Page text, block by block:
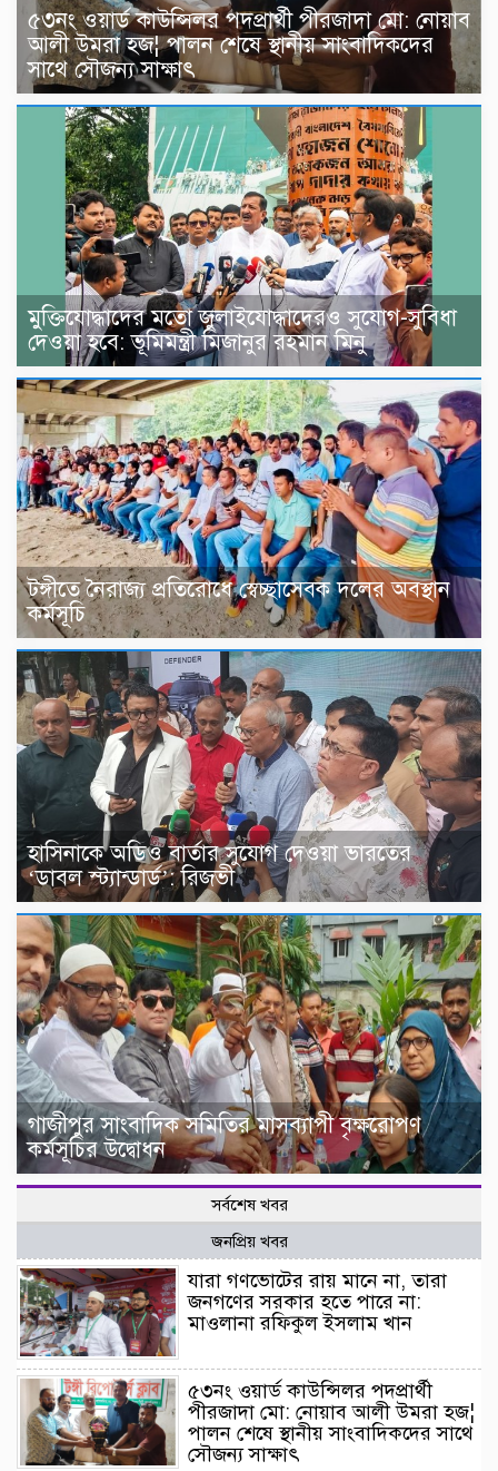
৫৩নং ওয়ার্ড কাউন্সিলর পদপ্রার্থী পীরজাদা মো: নোয়াব
আলী উমরা হজ¦ পালন শেষে স্থানীয় সাংবাদিকদের
সাথে সৌজন্য সাক্ষাৎ
মুক্তিযোদ্ধাদের মতো জুলাইযোদ্ধাদেরও সুযোগ-সুবিধা
দেওয়া হবে: ভূমিমন্ত্রী মিজানুর রহমান মিনু
টঙ্গীতে নৈরাজ্য প্রতিরোধে স্বেচ্ছাসেবক দলের অবস্থান
কর্মসূচি
হাসিনাকে অডিও বার্তার সুযোগ দেওয়া ভারতের
‘ডাবল স্ট্যান্ডার্ড’: রিজভী
গাজীপুর সাংবাদিক সমিতির মাসব্যাপী বৃক্ষরোপণ
কর্মসূচির উদ্বোধন
সর্বশেষ খবর
জনপ্রিয় খবর
যারা গণভোটের রায় মানে না, তারা
জনগণের সরকার হতে পারে না:
মাওলানা রফিকুল ইসলাম খান
৫৩নং ওয়ার্ড কাউন্সিলর পদপ্রার্থী
পীরজাদা মো: নোয়াব আলী উমরা হজ¦
পালন শেষে স্থানীয় সাংবাদিকদের সাথে
সৌজন্য সাক্ষাৎ